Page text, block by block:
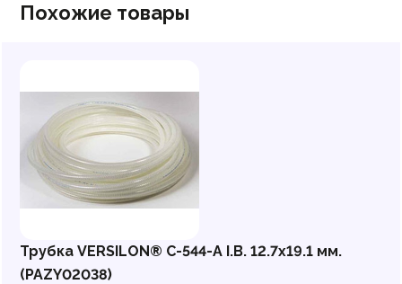
Похожие товары
Трубка VERSILON® C-544-A I.B. 12.7х19.1 мм.
(PAZY02038)